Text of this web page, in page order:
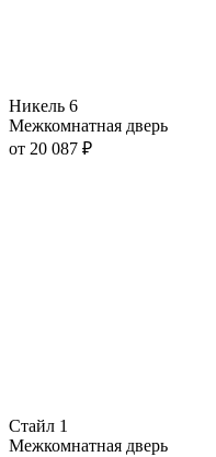
Никель 6
Межкомнатная дверь
от 20 087 ₽
Стайл 1
Межкомнатная дверь